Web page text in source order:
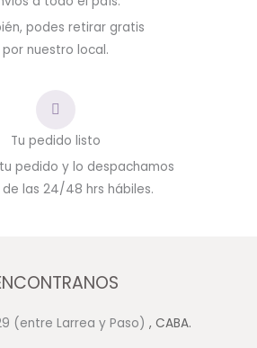
podes retirar gratis
por nuestro local.
Tu pedido listo
pedido y lo despachamos
las 24/48 hrs hábiles.
(entre Larrea y Paso) , CABA.